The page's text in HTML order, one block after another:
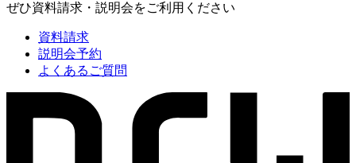
ぜひ資料請求・説明会をご利用ください
資料請求
説明会予約
よくあるご質問